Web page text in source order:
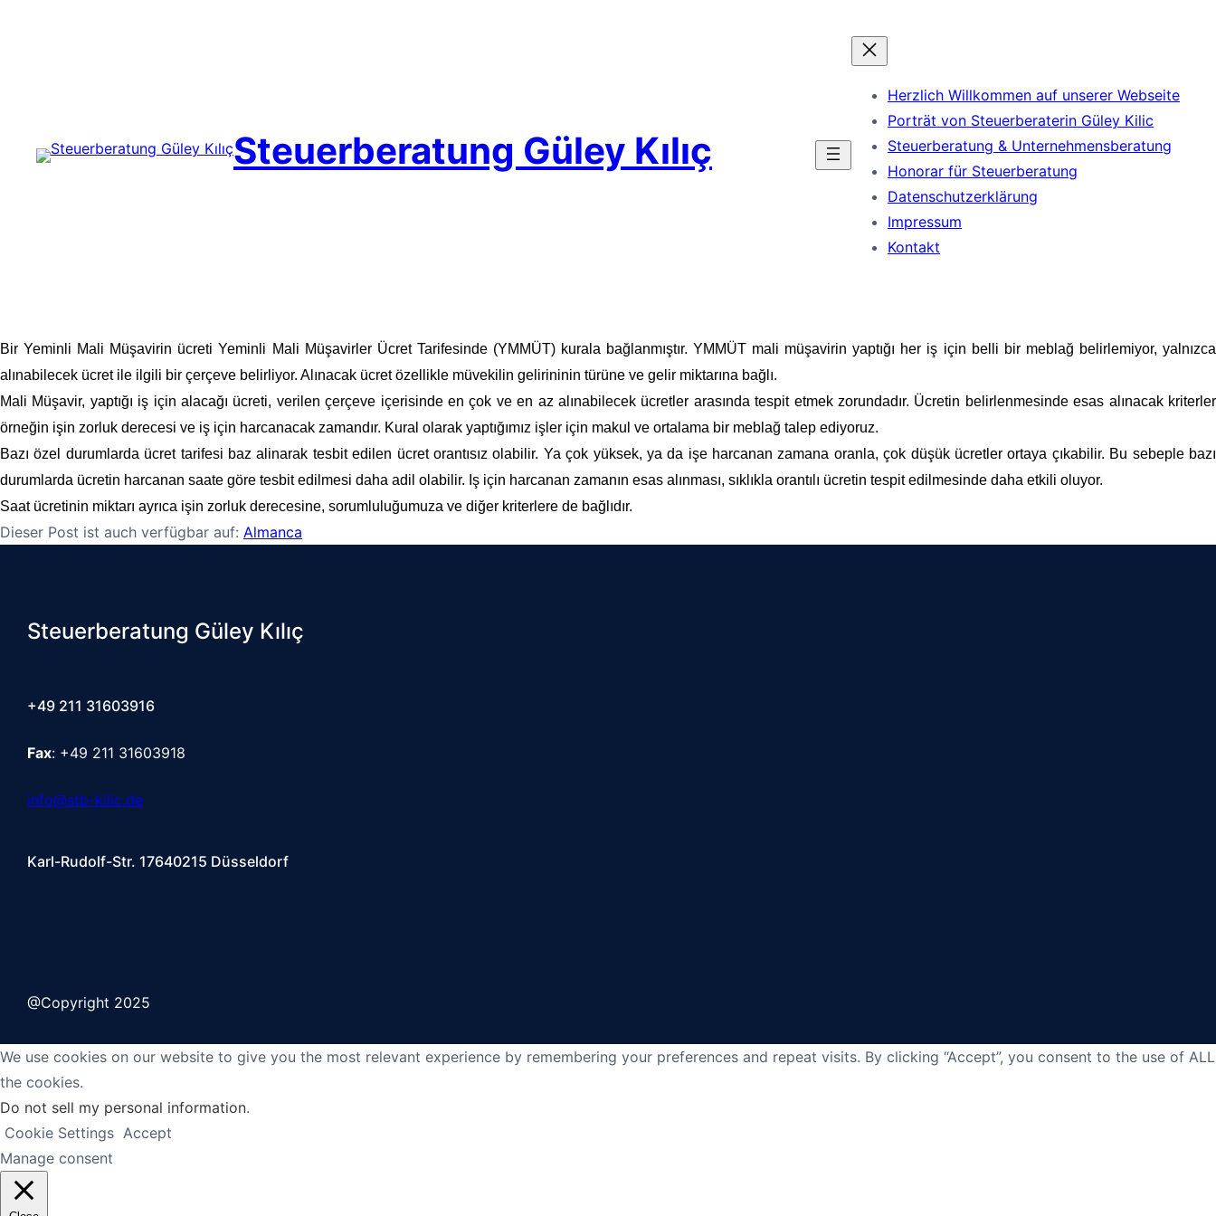
Steuerberatung Güley Kılıç
Herzlich Willkommen auf unserer Webseite
Porträt von Steuerberaterin Güley Kilic
Steuerberatung & Unternehmensberatung
Honorar für Steuerberatung
Datenschutzerklärung
Impressum
Kontakt
Bir Yeminli Mali Müşavirin ücreti Yeminli Mali Müşavirler Ücret Tarifesinde (YMMÜT) kurala bağlanmıştır. YMMÜT mali müşavirin yaptığı her iş için belli bir meblağ belirlemiyor, yalnızca
alınabilecek ücret ile ilgili bir çerçeve belirliyor. Alınacak ücret özellikle müvekilin gelirininin türüne ve gelir miktarına bağlı.
Mali Müşavir, yaptığı iş için alacağı ücreti, verilen çerçeve içerisinde en çok ve en az alınabilecek ücretler arasında tespit etmek zorundadır. Ücretin belirlenmesinde esas alınacak kriterler
örneğin işin zorluk derecesi ve iş için harcanacak zamandır. Kural olarak yaptığımız işler için makul ve ortalama bir meblağ talep ediyoruz.
Bazı özel durumlarda ücret tarifesi baz alinarak tesbit edilen ücret orantısız olabilir. Ya çok yüksek, ya da işe harcanan zamana oranla, çok düşük ücretler ortaya çıkabilir. Bu sebeple bazı
durumlarda ücretin harcanan saate göre tesbit edilmesi daha adil olabilir. Iş için harcanan zamanın esas alınması, sıklıkla orantılı ücretin tespit edilmesinde daha etkili oluyor.
Saat ücretinin miktarı ayrıca işin zorluk derecesine, sorumluluğumuza ve diğer kriterlere de bağlıdır.
Dieser Post ist auch verfügbar auf: Almanca
Steuerberatung Güley Kılıç
+49 211 31603916
Fax: +49 211 31603918
info@stb-kilic.de
Karl-Rudolf-Str. 17640215 Düsseldorf
@Copyright 2025
We use cookies on our website to give you the most relevant experience by remembering your preferences and repeat visits. By clicking “Accept”, you consent to the use of ALL
the cookies.
Do not sell my personal information.
Cookie Settings Accept
Manage consent